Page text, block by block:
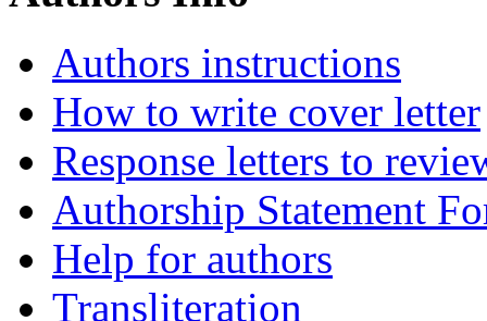
Authors instructions
How to write cover letter
Response letters to
Authorship Statement
Help for authors
Transliteration